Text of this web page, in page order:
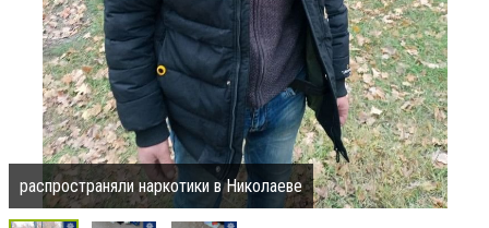
распространяли наркотики в Николаеве